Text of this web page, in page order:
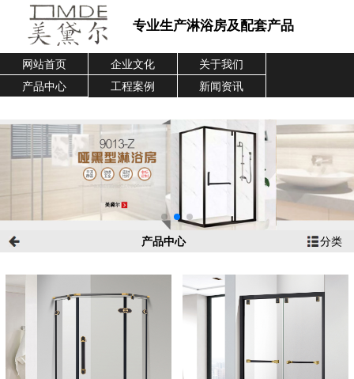
专业生产淋浴房及配套产品
网站首页 企业文化
关于我们
产品中心
工程案例
新闻资讯
产品中心 分类